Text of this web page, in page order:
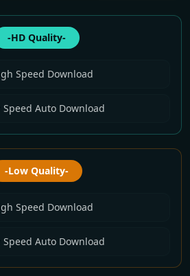
-HD Quality-
Speed Download
Speed Auto Download
-Low Quality-
Speed Download
Speed Auto Download